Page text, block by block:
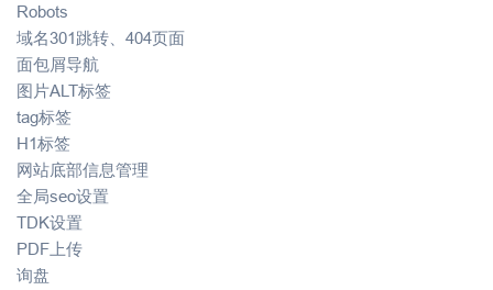
Robots
域名301跳转、404页面
面包屑导航
图片ALT标签
tag标签
H1标签
网站底部信息管理
全局seo设置
TDK设置
PDF上传
询盘